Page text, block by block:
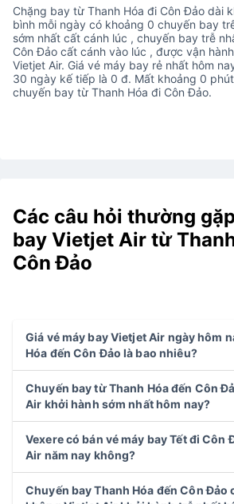
Chặng bay từ Thanh Hóa đi Côn Đảo dài
bình mỗi ngày có khoảng 0 chuyến bay
sớm nhất cất cánh lúc , chuyến bay trễ
Côn Đảo cất cánh vào lúc , được vận
Vietjet Air. Giá vé máy bay rẻ nhất hôm
30 ngày kế tiếp là 0 đ. Mất khoảng 0
chuyến bay từ Thanh Hóa đi Côn Đảo.
Các câu hỏi thường
bay Vietjet Air từ
Côn Đảo
Giá vé máy bay Vietjet Air ngày hôm
Hóa đến Côn Đảo là bao nhiêu?
Chuyến bay từ Thanh Hóa đến Côn
Air khởi hành sớm nhất hôm nay?
Vexere có bán vé máy bay Tết đi Côn
Air năm nay không?
Chuyến bay Thanh Hóa đến Côn Đảo